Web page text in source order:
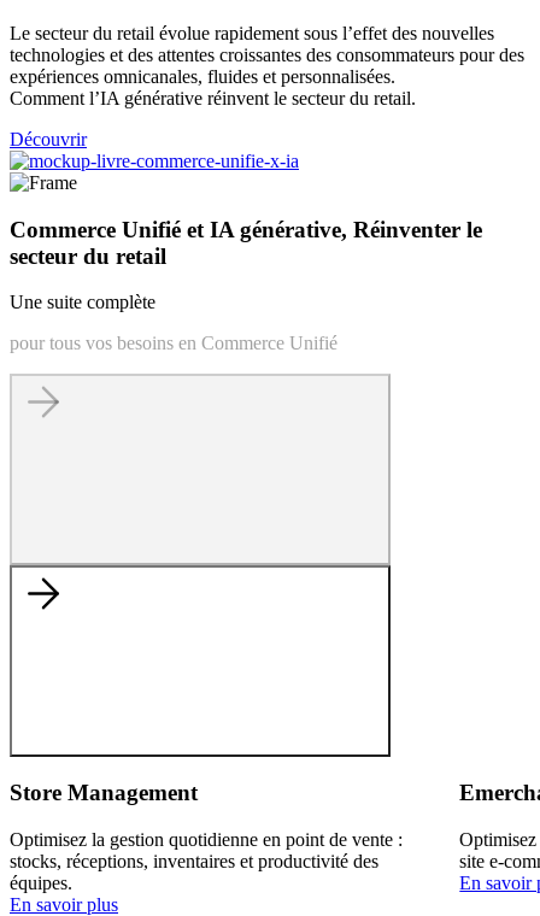
Le secteur du retail évolue rapidement sous l’effet des nouvelles
technologies et des attentes croissantes des consommateurs pour des
expériences omnicanales, fluides et personnalisées.
Comment l’IA générative réinvent le secteur du retail.
Découvrir
Commerce Unifié et IA générative, Réinventer le
secteur du retail
Une suite complète
pour tous vos besoins en Commerce Unifié
Store Management
Optimisez la gestion quotidienne en point de vente :
stocks, réceptions, inventaires et productivité des
équipes.
En savoir plus
site e-
En savoir